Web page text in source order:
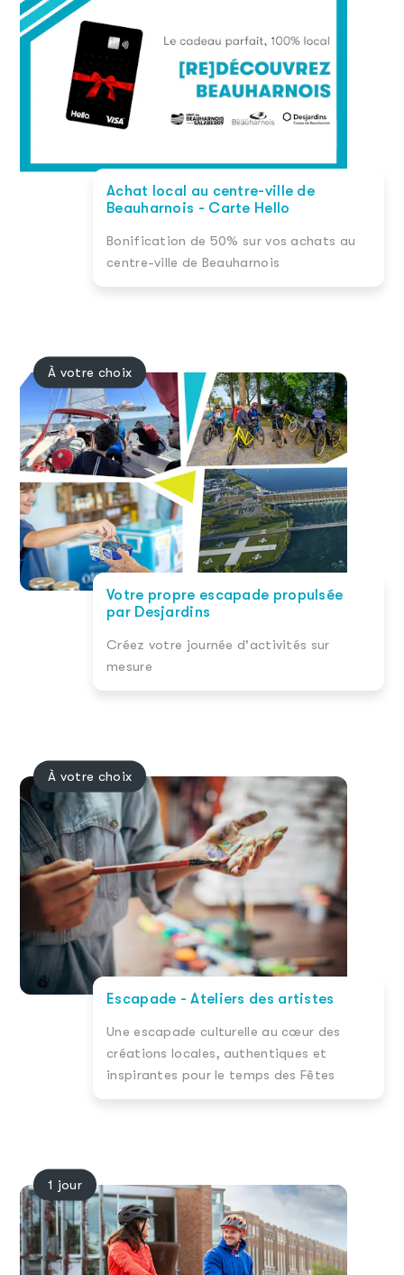
Achat local au centre-ville de
Beauharnois - Carte Hello
Bonification de 50% sur vos achats au
centre-ville de Beauharnois
À votre choix
Votre propre escapade propulsée
par Desjardins
Créez votre journée d'activités sur
mesure
À votre choix
Escapade - Ateliers des artistes
Une escapade culturelle au cœur des
créations locales, authentiques et
inspirantes pour le temps des Fêtes
1 jour